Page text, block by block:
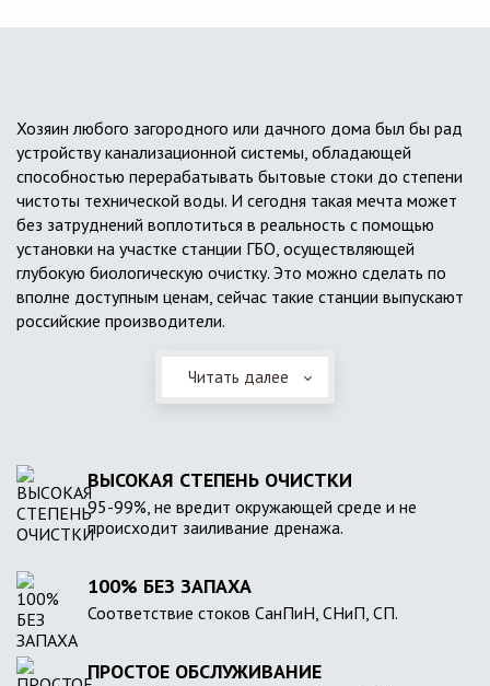
Хозяин любого загородного или дачного дома был бы рад
устройству канализационной системы, обладающей
способностью перерабатывать бытовые стоки до степени
чистоты технической воды. И сегодня такая мечта может
без затруднений воплотиться в реальность с помощью
установки на участке станции ГБО, осуществляющей
глубокую биологическую очистку. Это можно сделать по
вполне доступным ценам, сейчас такие станции выпускают
российские производители.
Читать далее
ВЫСОКАЯ СТЕПЕНЬ ОЧИСТКИ
95-99%, не вредит окружающей среде и не
происходит заиливание дренажа.
100% БЕЗ ЗАПАХА
Соответствие стоков СанПиН, СНиП, СП.
ПРОСТОЕ ОБСЛУЖИВАНИЕ